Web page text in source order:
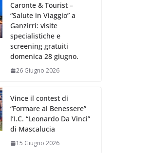
Caronte & Tourist –
“Salute in Viaggio” a
Ganzirri: visite
specialistiche e
screening gratuiti
domenica 28 giugno.
26 Giugno 2026
Vince il contest di
“Formare al Benessere”
l’I.C. “Leonardo Da Vinci”
di Mascalucia
15 Giugno 2026